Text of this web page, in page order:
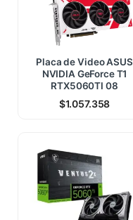
Placa de Video ASUS
NVIDIA GeForce T1
RTX5060TI 08
$1.057.358